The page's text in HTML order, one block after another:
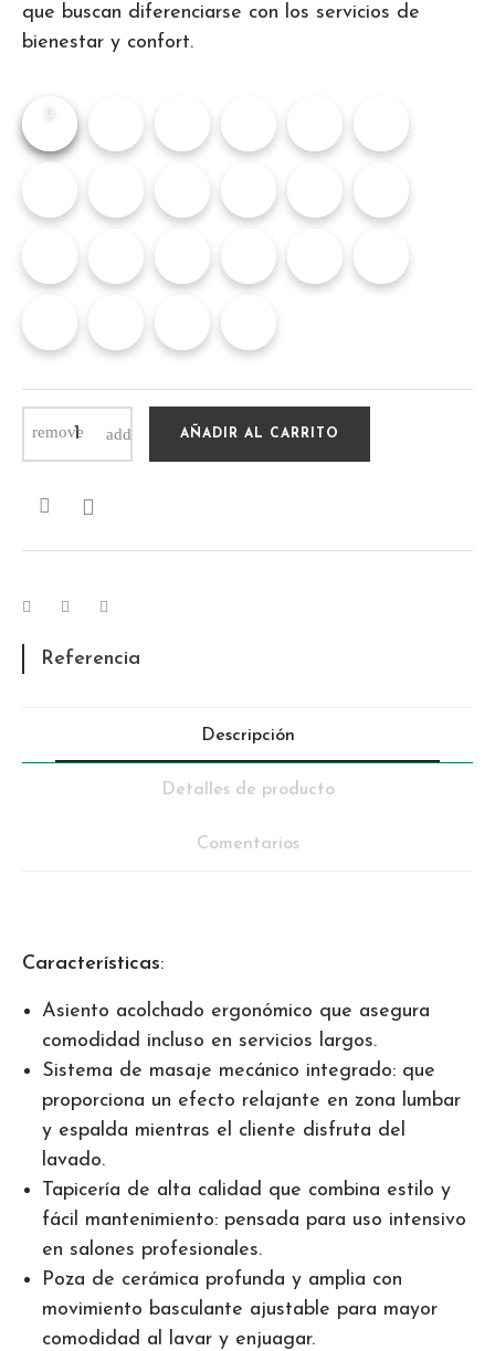
que buscan diferenciarse con los servicios de
bienestar y confort.
AÑADIR AL CARRITO

Referencia
Descripción
Detalles de producto
Comentarios
Características:
Asiento acolchado ergonómico que asegura
comodidad incluso en servicios largos.
Sistema de masaje mecánico integrado: que
proporciona un efecto relajante en zona lumbar
y espalda mientras el cliente disfruta del
lavado.
Tapicería de alta calidad que combina estilo y
fácil mantenimiento: pensada para uso intensivo
en salones profesionales.
Poza de cerámica profunda y amplia con
movimiento basculante ajustable para mayor
comodidad al lavar y enjuagar.